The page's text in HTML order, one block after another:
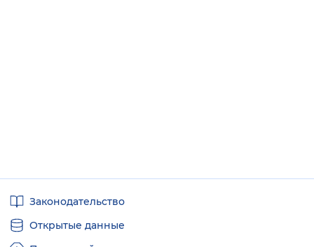
ссылкиЗаконодательство
Открытые данные